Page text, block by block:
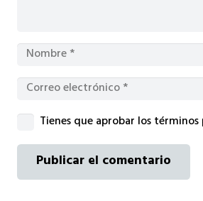
Tienes que aprobar los
Publicar el comentario